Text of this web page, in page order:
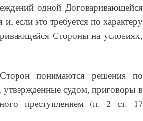
одной Договаривающейся
если это требуется по характеру
Стороны на условиях,
понимаются решения по
судом, приговоры в
преступлением (п. 2 ст. 17